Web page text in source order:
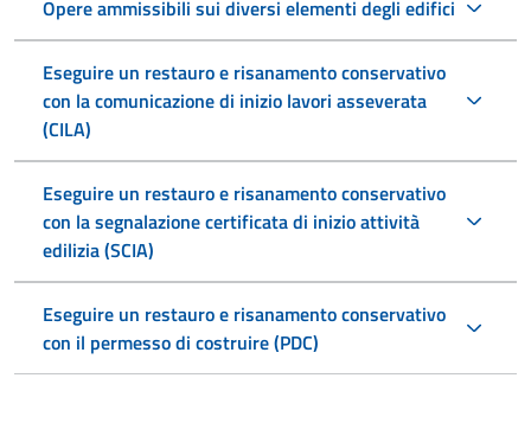
Opere ammissibili sui diversi elementi degli edifici
Eseguire un restauro e risanamento conservativo
con la comunicazione di inizio lavori asseverata
(CILA)
Eseguire un restauro e risanamento conservativo
con la segnalazione certificata di inizio attività
edilizia (SCIA)
Eseguire un restauro e risanamento conservativo
con il permesso di costruire (PDC)